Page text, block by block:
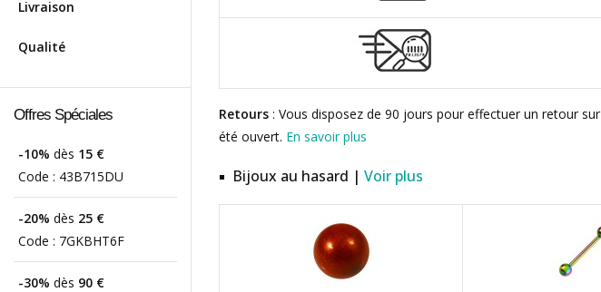
Livraison
Qualité
Offres Spéciales
-10% dès 15 €
Code : 43B715DU
-20% dès 25 €
Code : 7GKBHT6F
-30% dès 90 €
Retours : Vous disposez de 90 jours pour effectuer un retour
été ouvert. En savoir plus
Bijoux au hasard | Voir plus